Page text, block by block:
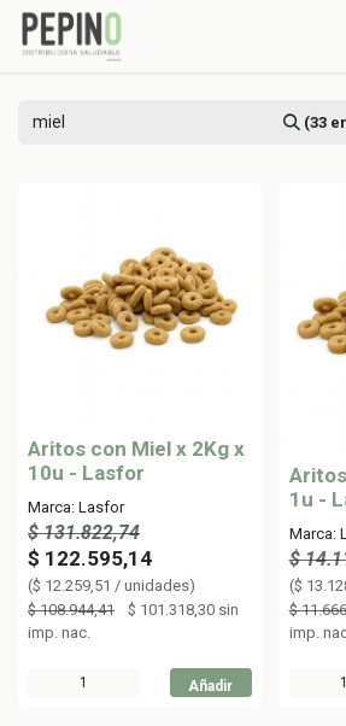
(33
Aritos con Miel x 2Kg x
10u - Lasfor
Marca: Lasfor
$131.822,74
$ 122.595,14
($ 12.259,51 / unidades)
$108.944,41 $ 101.318,30 sin
imp. nac.
Añadir
1u -
Marca:
$
($
$
imp.